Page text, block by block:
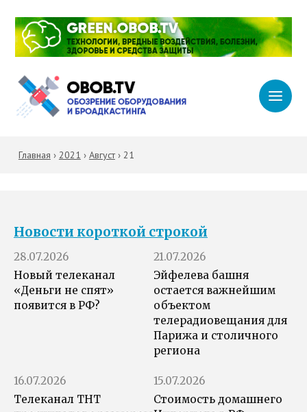
Главная › 2021 › Август› 21
Новости короткой строкой
28.07.2026
Новый телеканал
«Деньги не спят»
появится в РФ?
21.07.2026
Эйфелева башня
остается важнейшим
объектом
телерадиовещания для
Парижа и столичного
региона
16.07.2026
Телеканал ТНТ
15.07.2026
Стоимость домашнего